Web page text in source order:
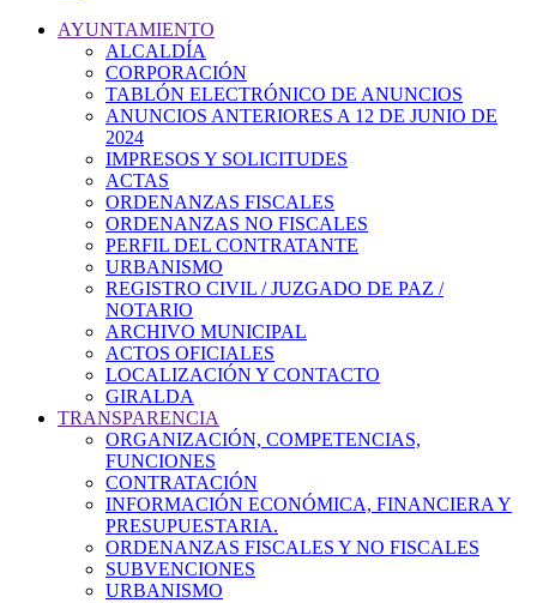
AYUNTAMIENTO
ALCALDÍA
CORPORACIÓN
TABLÓN ELECTRÓNICO DE ANUNCIOS
ANUNCIOS ANTERIORES A 12 DE JUNIO DE
2024
IMPRESOS Y SOLICITUDES
ACTAS
ORDENANZAS FISCALES
ORDENANZAS NO FISCALES
PERFIL DEL CONTRATANTE
URBANISMO
REGISTRO CIVIL / JUZGADO DE PAZ /
NOTARIO
ARCHIVO MUNICIPAL
ACTOS OFICIALES
LOCALIZACIÓN Y CONTACTO
GIRALDA
TRANSPARENCIA
ORGANIZACIÓN, COMPETENCIAS,
FUNCIONES
CONTRATACIÓN
INFORMACIÓN ECONÓMICA, FINANCIERA Y
PRESUPUESTARIA.
ORDENANZAS FISCALES Y NO FISCALES
SUBVENCIONES
URBANISMO